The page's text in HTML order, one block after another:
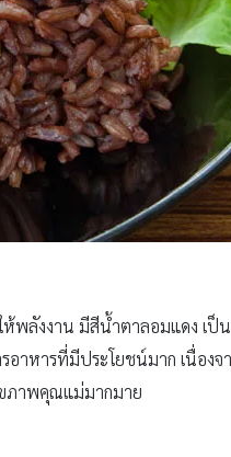
พลังงาน มีสีน้ำตาลอมแดง เป็
หารที่มีประโยชน์มาก เนื่องจ
ภาพคุณแม่มากมาย